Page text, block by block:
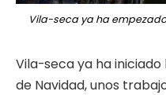
Vila-seca ya ha
Vila-seca ya ha
de Navidad, unos